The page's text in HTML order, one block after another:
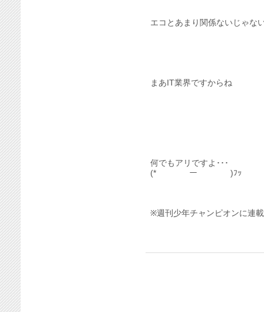
エコとあまり関係ないじゃな
まあIT業界ですからね
何でもアリですよ･･･
(*￣￣￣￣ー￣￣￣￣)ﾌｯ
※週刊少年チャンピオンに連